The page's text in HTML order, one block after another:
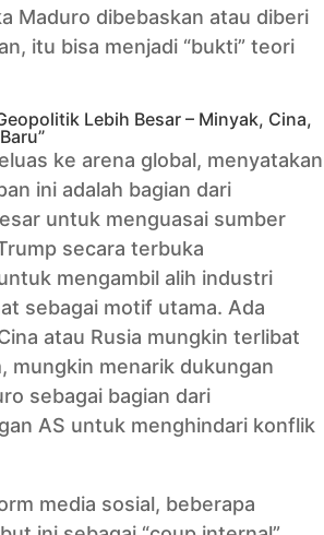
Maduro dibebaskan atau diberi
itu bisa menjadi “bukti” teori
Lebih Besar – Minyak, Cina,
ke arena global, menyatakan
ini adalah bagian dari
untuk menguasai sumber
secara terbuka
mengambil alih industri
sebagai motif utama. Ada
atau Rusia mungkin terlibat
mungkin menarik dukungan
sebagai bagian dari
AS untuk menghindari konflik
media sosial, beberapa